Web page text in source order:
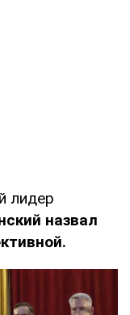
лидер
назвал